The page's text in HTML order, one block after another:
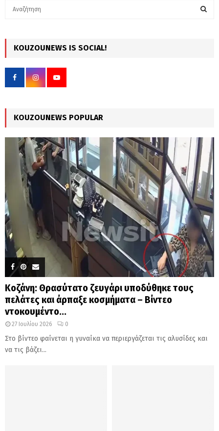
h
f
r
KOUZOUNEWS IS SOCIAL!
KOUZOUNEWS POPULAR
Κοζάνη: Θρασύτατο ζευγάρι υποδύθηκε τους
πελάτες και άρπαξε κοσμήματα – Βίντεο
ντοκουμέντο...
27 Ιουλίου 2026 0
Στο βίντεο φαίνεται η γυναίκα να περιεργάζεται τις αλυσίδες και
να τις βάζει...